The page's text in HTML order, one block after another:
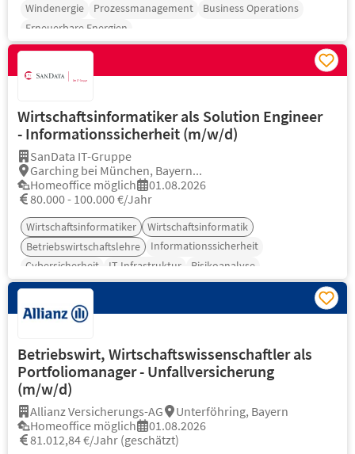
Windenergie
Prozessmanagement
Business Operations
Erneuerbare Energien
Wirtschaftsinformatiker als Solution Engineer
- Informationssicherheit (m/w/d)
SanData IT-Gruppe
Garching bei München, Bayern...
Homeoffice möglich
01.08.2026
80.000 - 100.000 €/Jahr
Wirtschaftsinformatiker
Wirtschaftsinformatik
Betriebswirtschaftslehre
Informationssicherheit
Cybersicherheit
IT-Infrastruktur Risikoanalyse
Betriebswirt, Wirtschaftswissenschaftler als
Portfoliomanager - Unfallversicherung
(m/w/d)
Allianz Versicherungs-AG
Unterföhring, Bayern
Homeoffice möglich
01.08.2026
81.012,84 €/Jahr (geschätzt)